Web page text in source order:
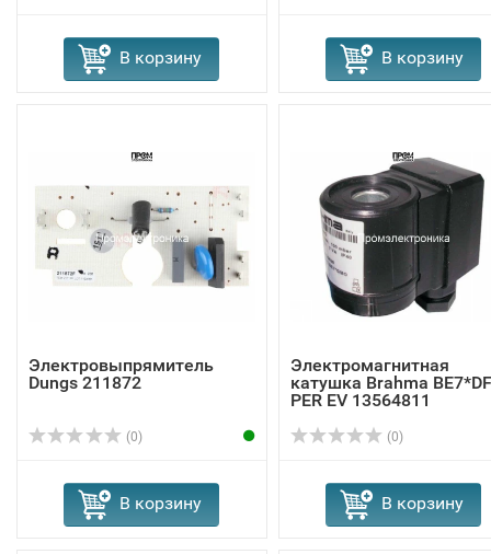
В корзину В корзину
Электровыпрямитель
Dungs 211872
(0)
В корзину
Электромагнитная
катушка Brahma
PER EV 13564811
(0)
В корзину